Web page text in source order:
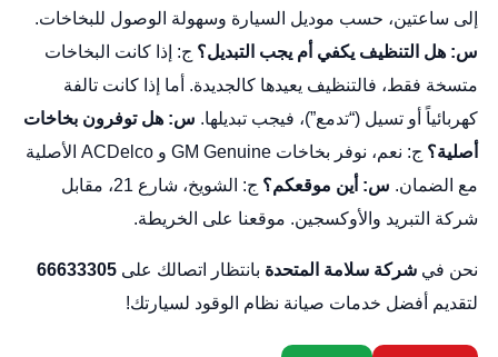
إلى ساعتين، حسب موديل السيارة وسهولة الوصول للبخاخات.
س: هل التنظيف يكفي أم يجب التبديل؟ ج: إذا كانت البخاخات
متسخة فقط، فالتنظيف يعيدها كالجديدة. أما إذا كانت تالفة
كهربائياً أو تسيل (“تدمع”)، فيجب تبديلها. س: هل توفرون بخاخات
أصلية؟
ج: نعم، نوفر بخاخات GM Genuine و ACDelco الأصلية
مع الضمان. س: أين موقعكم؟
ج: الشويخ، شارع 21، مقابل
شركة التبريد والأوكسجين. موقعنا على الخريطة.
نحن في شركة سلامة المتحدة بانتظار اتصالك على 66633305
لتقديم أفضل خدمات صيانة نظام الوقود لسيارتك!